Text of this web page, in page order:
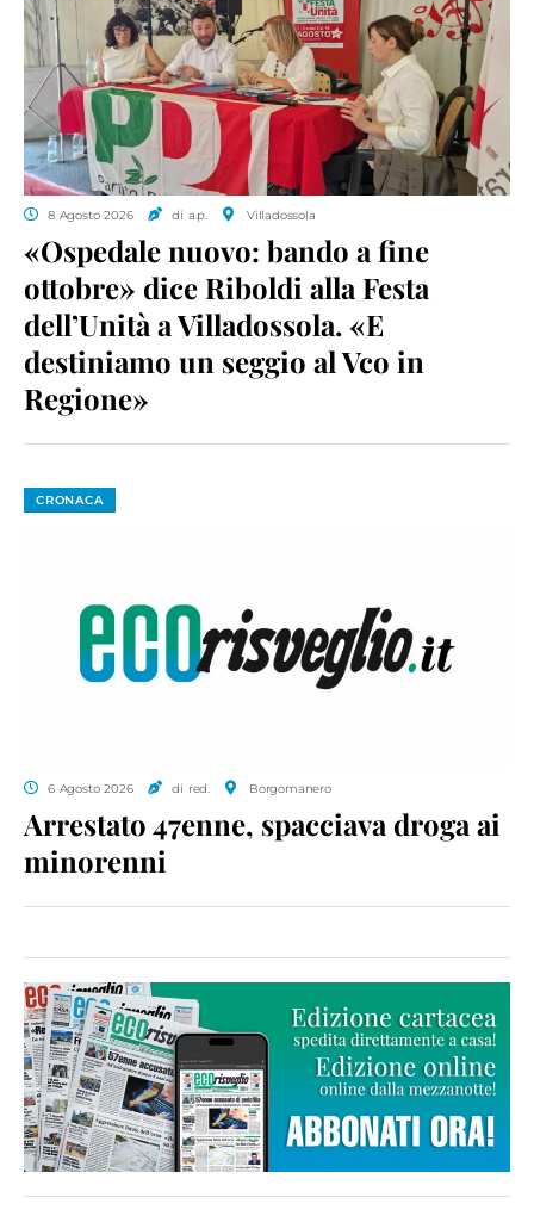
8 Agosto 2026 di a.p. Villadossola
«Ospedale nuovo: bando a fine
ottobre» dice Riboldi alla Festa
dell’Unità a Villadossola. «E
destiniamo un seggio al Vco in
Regione»
CRONACA
6 Agosto 2026 di red. Borgomanero
Arrestato 47enne, spacciava droga ai
minorenni